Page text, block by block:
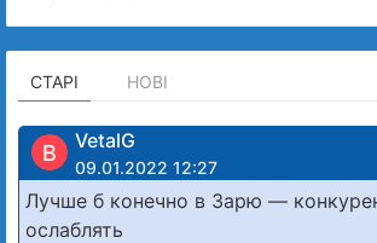
СТАРІ НОВІ
В VetalG
09.01.2022 12:27
Лучше б конечно в Зарю —
ослаблять